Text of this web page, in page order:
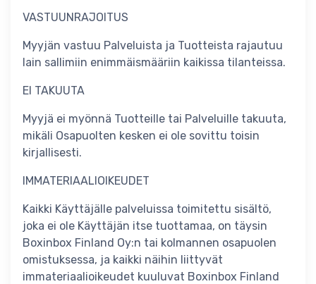
VASTUUNRAJOITUS
Myyjän vastuu Palveluista ja Tuotteista rajautuu
lain sallimiin enimmäismääriin kaikissa tilanteissa.
EI TAKUUTA
Myyjä ei myönnä Tuotteille tai Palveluille takuuta,
mikäli Osapuolten kesken ei ole sovittu toisin
kirjallisesti.
IMMATERIAALIOIKEUDET
Kaikki Käyttäjälle palveluissa toimitettu sisältö,
joka ei ole Käyttäjän itse tuottamaa, on täysin
Boxinbox Finland Oy:n tai kolmannen osapuolen
omistuksessa, ja kaikki näihin liittyvät
immateriaalioikeudet kuuluvat Boxinbox Finland